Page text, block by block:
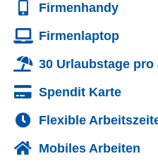
Firmenhandy
Firmenlaptop
30 Urlaubstage pro
Spendit Karte
Flexible
Mobiles Arbeiten